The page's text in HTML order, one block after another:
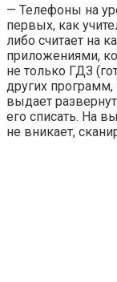
— Телефоны на
первых, как
либо считает на
приложениями,
не только ГДЗ
других
выдает
его списать. На
не вникает,